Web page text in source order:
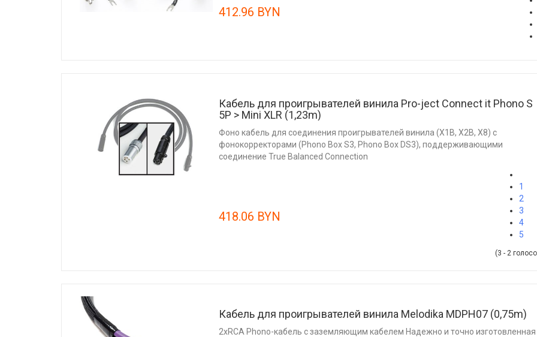
412.96 BYN
Кабель для проигрывателей винила Pro-ject Connect it Phono S
5P > Mini XLR (1,23m)
Фоно кабель для соединения проигрывателей винила (X1B, X2B, X8) с
фонокорректорами (Phono Box S3, Phono Box DS3), поддерживающими
соединение True Balanced Connection
418.06 BYN
1
2
3
4
5
(3 - 2
Кабель для проигрывателей винила Melodika MDPH07 (0,75m)
2xRCA Phono-кабель с заземляющим кабелем Надежно и точно изготовленная